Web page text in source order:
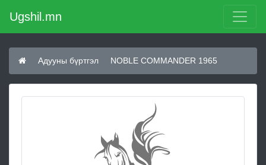
Ugshil.mn
Адууны бүртгэл NOBLE COMMANDER 1965